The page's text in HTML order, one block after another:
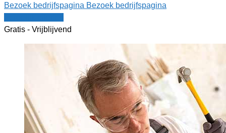
Bezoek bedrijfspagina Bezoek bedrijfspagina
Gratis - Vrijblijvend